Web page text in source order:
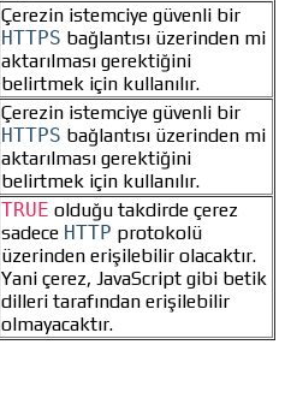
Çerezin istemciye güvenli bir
HTTPS bağlantısı üzerinden mi
aktarılması gerektiğini
belirtmek için kullanılır.
Çerezin istemciye güvenli bir
HTTPS bağlantısı üzerinden mi
aktarılması gerektiğini
belirtmek için kullanılır.
TRUE olduğu takdirde çerez
sadece HTTP protokolü
üzerinden erişilebilir olacaktır.
Yani çerez, JavaScript gibi betik
dilleri tarafından erişilebilir
olmayacaktır.